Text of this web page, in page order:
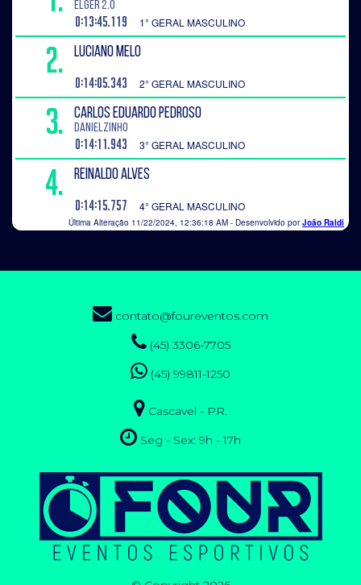
contato@foureventos.com
(45) 3306-7705
(45) 99811-1250
Cascavel - PR.
Seg - Sex: 9h - 17h